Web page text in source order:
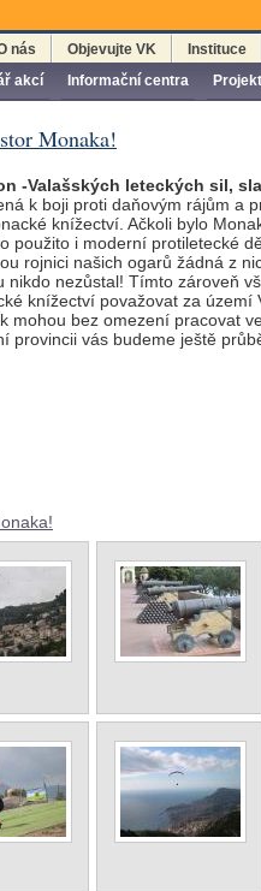
akcí Informační centra
nás Objevujte VK Instituce
Monaka!
-Valašských leteckých sil,
k boji proti daňovým rájům a
knížectví. Ačkoli bylo
použito i moderní protiletecké
rojnici našich ogarů žádná z
nikdo nezůstal! Tímto zároveň
knížectví považovat za území
mohou bez omezení pracovat
provincii vás budeme ještě